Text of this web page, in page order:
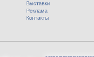
Выставки
Реклама
Контакты